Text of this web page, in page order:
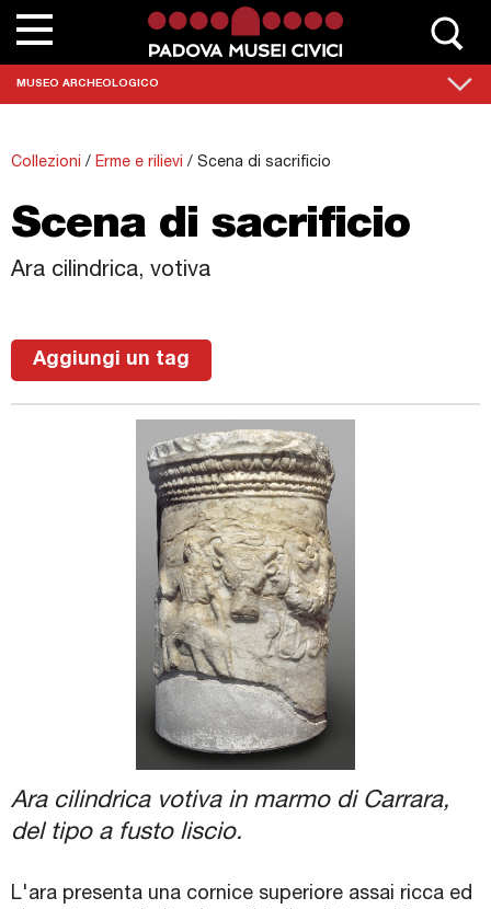
MUSEO ARCHEOLOGICO
Chi siamo
Sedi monumentali
Scuole
News
Collezioni / Erme e rilievi / Scena di sacrificio
Scena di sacrificio
Ara cilindrica, votiva
Aggiungi un tag
Ara cilindrica votiva in marmo di Carrara,
del tipo a fusto liscio.
L'ara presenta una cornice superiore assai ricca ed